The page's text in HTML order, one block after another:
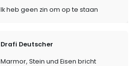
Ik heb geen zin om op te staan
Drafi Deutscher
Marmor, Stein und Eisen bricht